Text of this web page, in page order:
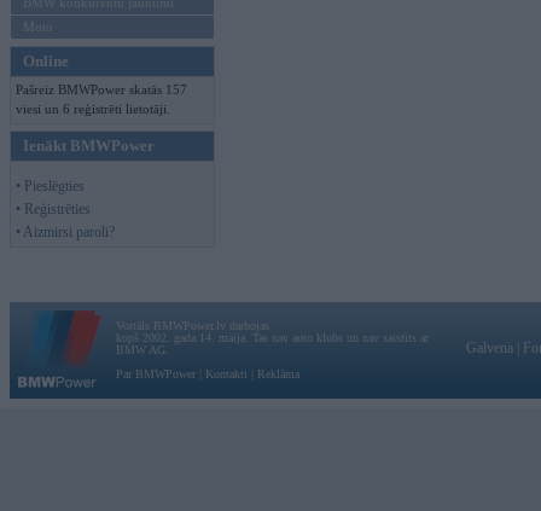
Moto
Online
Pašreiz BMWPower skatās 157
viesi un 6 reģistrēti lietotāji.
Ienākt BMWPower
• Pieslēgties
• Reģistrēties
• Aizmirsi paroli?
Vortāls BMWPower.lv darbojas
kopš 2002. gada 14. maija. Tas nav auto klubs un nav saistīts ar
BMW AG.
Par BMWPower
Kontakti Reklāma
Galvena